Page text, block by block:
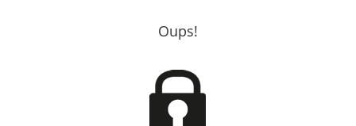
Oups!